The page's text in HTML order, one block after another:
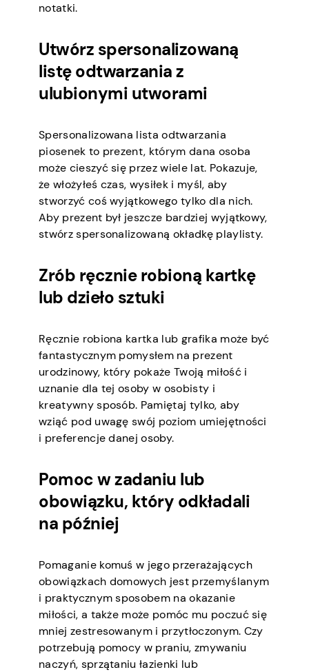
notatki.
Utwórz spersonalizowaną
listę odtwarzania z
ulubionymi utworami
Spersonalizowana lista odtwarzania
piosenek to prezent, którym dana osoba
może cieszyć się przez wiele lat. Pokazuje,
że włożyłeś czas, wysiłek i myśl, aby
stworzyć coś wyjątkowego tylko dla nich.
Aby prezent był jeszcze bardziej wyjątkowy,
stwórz spersonalizowaną okładkę playlisty.
Zrób ręcznie robioną kartkę
lub dzieło sztuki
Ręcznie robiona kartka lub grafika może być
fantastycznym pomysłem na prezent
urodzinowy, który pokaże Twoją miłość i
uznanie dla tej osoby w osobisty i
kreatywny sposób. Pamiętaj tylko, aby
wziąć pod uwagę swój poziom umiejętności
i preferencje danej osoby.
Pomoc w zadaniu lub
obowiązku, który odkładali
na później
Pomaganie komuś w jego przerażających
obowiązkach domowych jest przemyślanym
i praktycznym sposobem na okazanie
miłości, a także może pomóc mu poczuć się
mniej zestresowanym i przytłoczonym. Czy
potrzebują pomocy w praniu, zmywaniu
naczyń, sprzątaniu łazienki lub